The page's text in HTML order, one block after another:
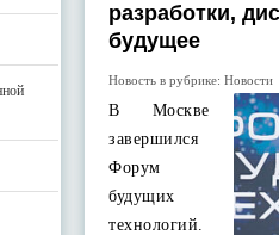
разработки,
будущее
Новость в рубрике:Новости
В Москве
завершился
Форум
будущих
технологий.